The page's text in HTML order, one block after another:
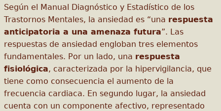
Según el Manual Diagnóstico y Estadístico de los
Trastornos Mentales, la ansiedad es “una respuesta
anticipatoria a una amenaza futura”. Las
respuestas de ansiedad engloban tres elementos
fundamentales. Por un lado, una respuesta
fisiológica, caracterizada por la hipervigilancia, que
tiene como consecuencia el aumento de la
frecuencia cardiaca. En segundo lugar, la ansiedad
cuenta con un componente afectivo, representado